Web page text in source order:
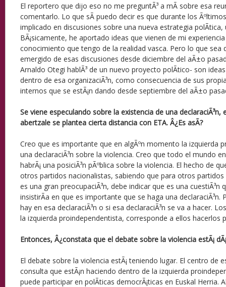
El reportero que dijo eso no me preguntÃ³ a mÃ­ sobre esa
comentarlo. Lo que sÃ­ puedo decir es que durante los
implicado en discusiones sobre una nueva estrategia
BÃ¡sicamente, he aportado ideas que vienen de mi
conocimiento que tengo de la realidad vasca. Pero lo que sea
emergido de esas discusiones desde diciembre del aÃ±o
Arnaldo Otegi hablÃ³ de un nuevo proyecto polÃ­tico- son
dentro de esa organizaciÃ³n, como consecuencia de sus
internos que se estÃ¡n dando desde septiembre del aÃ±o
Se viene especulando sobre la existencia de una declaraciÃ³n,
abertzale se plantea cierta distancia con ETA. Â¿Es asÃ­?
Creo que es importante que en algÃºn momento la izquierda
una declaraciÃ³n sobre la violencia. Creo que todo el mundo
habrÃ¡ una posiciÃ³n pÃºblica sobre la violencia. El hecho de
otros partidos nacionalistas, sabiendo que para otros
es una gran preocupaciÃ³n, debe indicar que es una cuestiÃ³n
insistirÃ­a en que es importante que se haga una
hay en esa declaraciÃ³n o si esa declaraciÃ³n se va a hacer.
la izquierda proindependentista, corresponde a ellos hacerlos
Entonces, Â¿constata que el debate sobre la violencia estÃ¡
El debate sobre la violencia estÃ¡ teniendo lugar. El centro de
consulta que estÃ¡n haciendo dentro de la izquierda
puede participar en polÃ­ticas democrÃ¡ticas en Euskal Herria.